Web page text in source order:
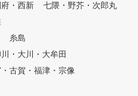
・西新
七隈・野芥・次郎丸
糸島
・大川・大牟田
古賀・福津・宗像